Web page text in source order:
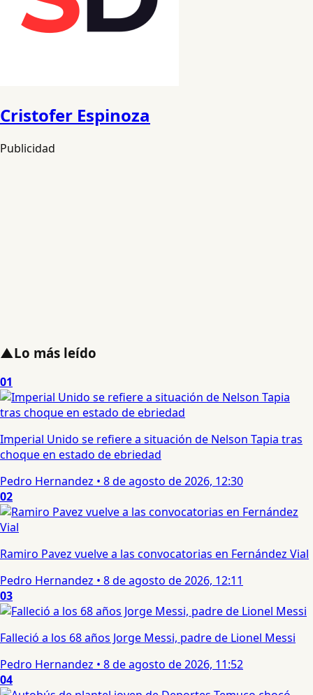
Cristofer Espinoza
Publicidad
▲Lo más leído
01
Imperial Unido se refiere a situación de Nelson Tapia tras
choque en estado de ebriedad
Pedro Hernandez • 8 de agosto de 2026, 12:30
02
Ramiro Pavez vuelve a las convocatorias en Fernández Vial
Pedro Hernandez • 8 de agosto de 2026, 12:11
03
Falleció a los 68 años Jorge Messi, padre de Lionel Messi
Pedro Hernandez • 8 de agosto de 2026, 11:52
04